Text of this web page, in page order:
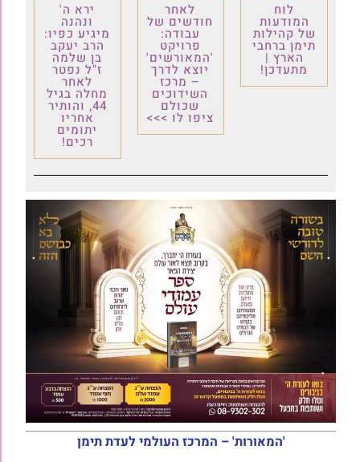
לוח
המודעות
של קהילות
תימן ברחבי
הארץ |
מתעדכן!
לאחר
חודשים של
עבודה:
פרויקט
'המאורשים'
יוצא לדרך
– מרכז
השידוכים
שכולם
ציפו לו >>>
ירא ה'
ונהנה
מיגיע כפיו:
הרב יעקב
בן שלמה
ז"ל נפטר
לאחר
מחלה בגיל
44, והותיר
אחריו
יתומים
רכים!
'המאורות' – המרכז העולמי לעדת תימן